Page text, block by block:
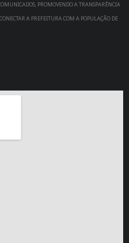
PROMOVENDO A TRANSPARÊNCIA
A PREFEITURA COM A POPULAÇÃO DE